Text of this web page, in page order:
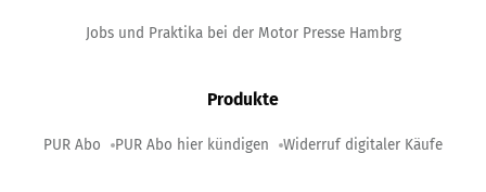
Jobs und Praktika bei der Motor Presse Hambrg
Produkte
PUR Abo PUR Abo hier kündigen Widerruf digitaler Käufe